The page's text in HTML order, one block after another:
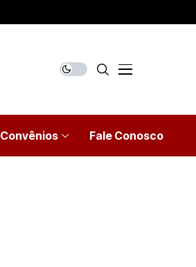
Convênios Fale Conosco